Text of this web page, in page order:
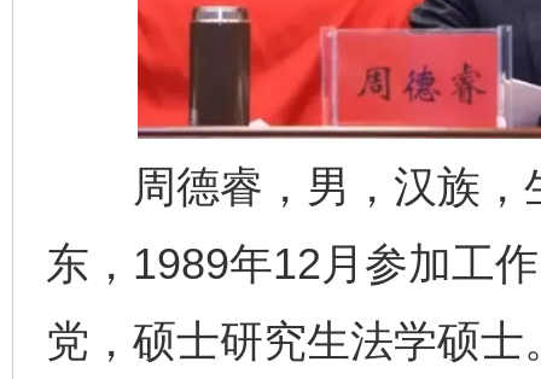
周德睿，男，汉族，
东，1989年12月参加工
党，硕士研究生法学硕士